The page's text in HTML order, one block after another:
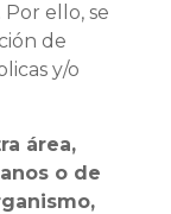
ello, se
de
y/o
área,
o de